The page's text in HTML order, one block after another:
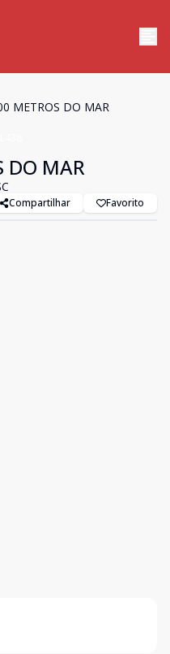
METROS DO MAR
DO MAR
Compartilhar Favorito